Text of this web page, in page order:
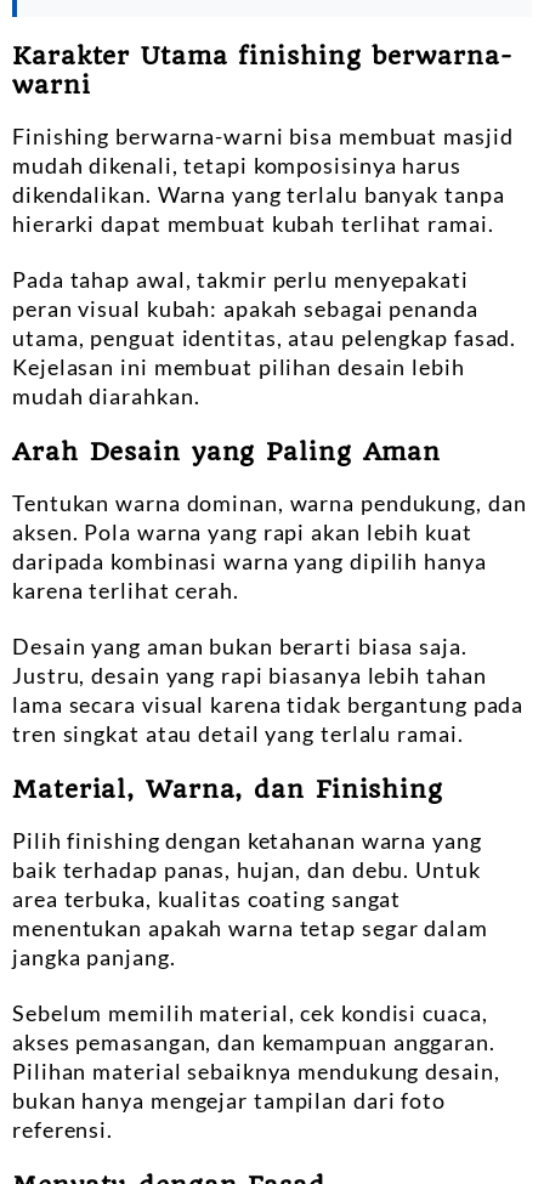
Karakter Utama finishing berwarna-
warni
Finishing berwarna-warni bisa membuat masjid
mudah dikenali, tetapi komposisinya harus
dikendalikan. Warna yang terlalu banyak tanpa
hierarki dapat membuat kubah terlihat ramai.
Pada tahap awal, takmir perlu menyepakati
peran visual kubah: apakah sebagai penanda
utama, penguat identitas, atau pelengkap fasad.
Kejelasan ini membuat pilihan desain lebih
mudah diarahkan.
Arah Desain yang Paling Aman
Tentukan warna dominan, warna pendukung, dan
aksen. Pola warna yang rapi akan lebih kuat
daripada kombinasi warna yang dipilih hanya
karena terlihat cerah.
Desain yang aman bukan berarti biasa saja.
Justru, desain yang rapi biasanya lebih tahan
lama secara visual karena tidak bergantung pada
tren singkat atau detail yang terlalu ramai.
Material, Warna, dan Finishing
Pilih finishing dengan ketahanan warna yang
baik terhadap panas, hujan, dan debu. Untuk
area terbuka, kualitas coating sangat
menentukan apakah warna tetap segar dalam
jangka panjang.
Sebelum memilih material, cek kondisi cuaca,
akses pemasangan, dan kemampuan anggaran.
Pilihan material sebaiknya mendukung desain,
bukan hanya mengejar tampilan dari foto
referensi.